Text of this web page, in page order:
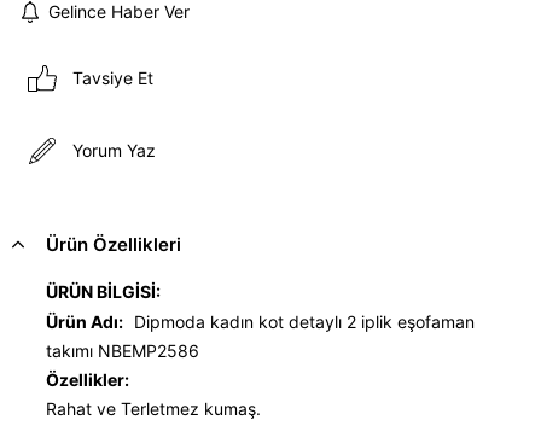
Gelince Haber Ver
Tavsiye Et
Yorum Yaz
Ürün Özellikleri
ÜRÜN BİLGİSİ:
Ürün Adı: Dipmoda kadın kot detaylı 2 iplik eşofaman
takımı NBEMP2586
Özellikler:
Rahat ve Terletmez kumaş.